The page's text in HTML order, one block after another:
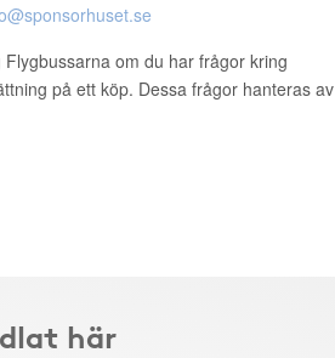
Flygbussarna om du har frågor kring
på ett köp. Dessa frågor hanteras av
här